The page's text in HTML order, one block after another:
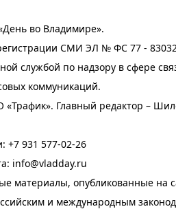
во Владимире».
СМИ ЭЛ № ФС 77 -
службой по надзору в сфере
коммуникаций.
Главный редактор –
+7 931 577-02-26
info@vladday.ru
материалы, опубликованные на
и международным